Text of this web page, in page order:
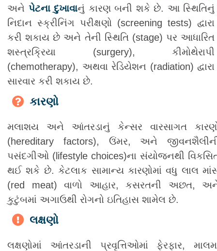
અને પેટના દુખાવાનું કારણ બની શકે છે. આ સ્થિતિનું
નિદાન સ્ક્રીનિંગ પરીક્ષણો (screening tests) દ્વારા
કરી શકાય છે અને તેની સ્થિતિ (stage) પર આધારિત
શસ્ત્રક્રિયા (surgery), કીમોથેરાપી
(chemotherapy), અથવા રેડિયેશન (radiation) દ્વારા
સારવાર કરી શકાય છે.
કારણો
મલાશય અને આંતરડાનું કેન્સર વારસાગત
(hereditary factors), ઉંમર, અને
પસંદગીઓ (lifestyle choices)ના સંયોજનથી
થઈ શકે છે. કેટલાક સામાન્ય કારણોમાં વધુ લાલ
(red meat) વાળો આહાર, કસરતની અછત,
કુટુંબમાં અગાઉથી રોગનો ઇતિહાસ શામેલ છે.
લક્ષણો
લક્ષણોમાં આંતરડાની પ્રવૃત્તિઓમાં ફેરફાર,